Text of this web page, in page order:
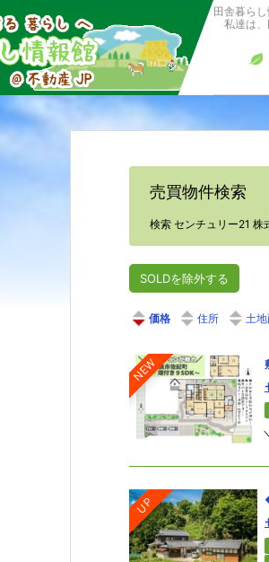
田舎暮ら
私達は、
売買物件検索
検索 センチュリー21 株
SOLDを除外する
価格 住所 土
NEW
UP